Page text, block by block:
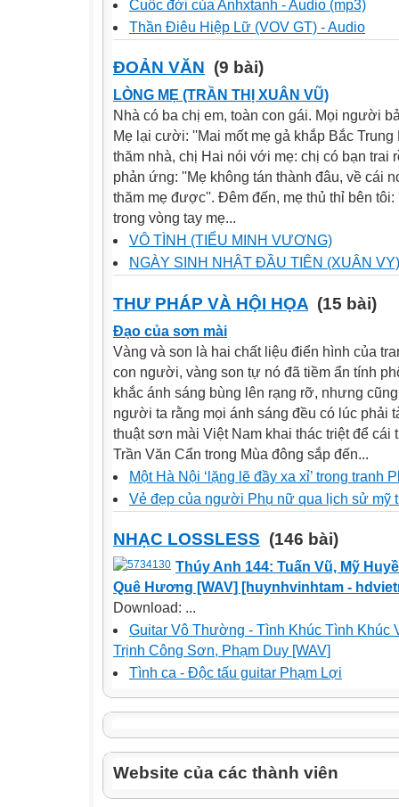
Cuôc đời của Anhxtanh - Audio (mp3)
Thần Điêu Hiệp Lữ (VOV GT) - Audio
ĐOẢN VĂN (9 bài)
LÒNG MẸ (TRẦN THỊ XUÂN VŨ)
Nhà có ba chị em, toàn con gái. Mọi người
Mẹ lại cười: ''Mai mốt mẹ gả khắp Bắc
thăm nhà, chị Hai nói với mẹ: chị có bạn trai
phản ứng: ''Mẹ không tán thành đâu, về cái
thăm mẹ được''. Đêm đến, mẹ thủ thỉ bên
trong vòng tay mẹ...
VÔ TÌNH (TIỂU MINH VƯƠNG)
NGÀY SINH NHẬT ĐẦU TIÊN (XUÂN VY)
THƯ PHÁP VÀ HỘI HỌA (15 bài)
Đạo của sơn mài
Vàng và son là hai chất liệu điển hình của
con người, vàng son tự nó đã tiềm ẩn tính
khắc ánh sáng bùng lên rạng rỡ, nhưng
người ta rằng mọi ánh sáng đều có lúc phải
thuật sơn mài Việt Nam khai thác triệt để cái
Trần Văn Cẩn trong Mùa đông sắp đến...
Một Hà Nội ‘lặng lẽ đầy xa xỉ’ trong tranh
Vẻ đẹp của người Phụ nữ qua lịch sử mỹ
NHẠC LOSSLESS (146 bài)
Thúy Anh 144: Tuấn Vũ, Mỹ
Quê Hương [WAV] [huynhvinhtam -
Download: ...
Guitar Vô Thường - Tình Khúc Tình Khúc
Trịnh Công Sơn, Phạm Duy [WAV]
Tình ca - Độc tấu guitar Phạm Lợi
Website của các thành viên